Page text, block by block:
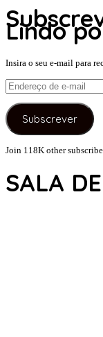
Lindo
Insira o seu e-mail para
Endereço
de
e-
mail
Subscrever
Join 118K other
SALA